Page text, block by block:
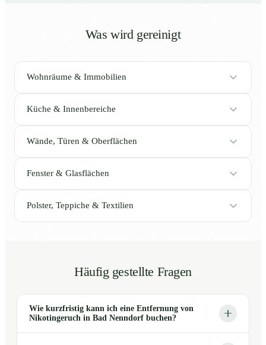
Was wird gereinigt
Wohnräume & Immobilien
Küche & Innenbereiche
Wände, Türen & Oberflächen
Fenster & Glasflächen
Polster, Teppiche & Textilien
Häufig gestellte Fragen
Wie kurzfristig kann ich eine Entfernung von
Nikotingeruch in Bad Nenndorf buchen?